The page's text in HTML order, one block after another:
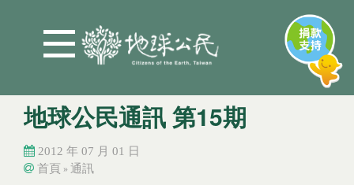
地球公民通訊 第15期
2012 年 07 月 01 日
首頁 » 通訊